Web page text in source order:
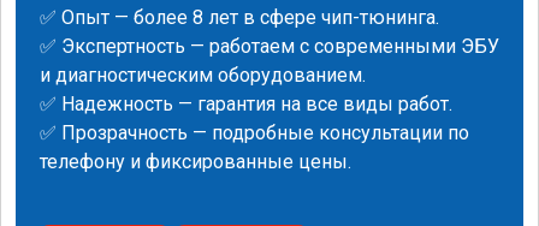
✅ Опыт — более 8 лет в сфере чип-тюнинга.
✅ Экспертность — работаем с современными ЭБУ
и диагностическим оборудованием.
✅ Надежность — гарантия на все виды работ.
✅ Прозрачность — подробные консультации по
телефону и фиксированные цены.